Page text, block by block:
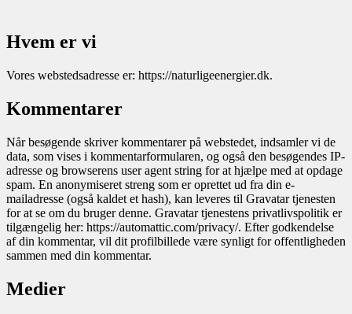
Hvem er vi
Vores webstedsadresse er: https://naturligeenergier.dk.
Kommentarer
Når besøgende skriver kommentarer på webstedet, indsamler vi de
data, som vises i kommentarformularen, og også den besøgendes IP-
adresse og browserens user agent string for at hjælpe med at opdage
spam. En anonymiseret streng som er oprettet ud fra din e-
mailadresse (også kaldet et hash), kan leveres til Gravatar tjenesten
for at se om du bruger denne. Gravatar tjenestens privatlivspolitik er
tilgængelig her: https://automattic.com/privacy/. Efter godkendelse
af din kommentar, vil dit profilbillede være synligt for offentligheden
sammen med din kommentar.
Medier